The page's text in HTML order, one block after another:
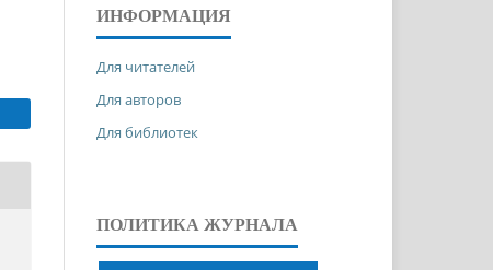
ИНФОРМАЦИЯ
Для читателей
Для авторов
Для библиотек
ПОЛИТИКА ЖУРНАЛА